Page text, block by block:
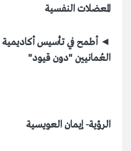
المعضلات النفسية
◄ أطمح في تأسيس أكاديمية
العُمانيين "دون قيود"
الرؤية- إيمان العويسية